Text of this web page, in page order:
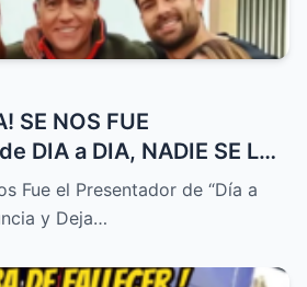
SE NOS FUE
DIA a DIA, NADIE SE LO
Fue el Presentador de “Día a
y Deja…